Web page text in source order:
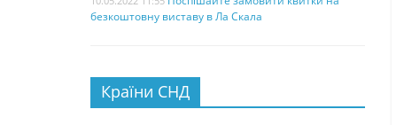
безкоштовну виставу в Ла Скала
Країни СНД